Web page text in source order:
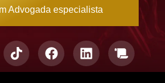
Advogada especialista